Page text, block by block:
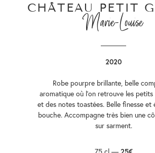
CHÂTEAU PETIT
Marie-Louise
2020
Robe pourpre brillante, belle
aromatique où l’on retrouve les
et des notes toastées. Belle finesse et
bouche. Accompagne très bien une
sur sarment.
75 cl — 25€